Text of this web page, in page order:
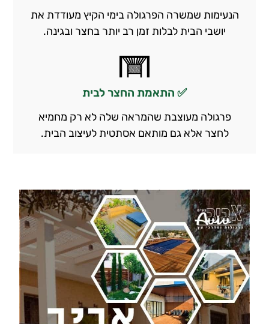
הנעימות שמשרה הפרגולה בימי הקיץ מעודדת את
יושבי הבית לבלות זמן רב יותר בחצר ובגינה.
✅ התאמת החצר לבית
פרגולה מעוצבת שהמראה שלה לא רק מחמיא
לחצר אלא גם מותאם אסתטית לעיצוב הבית.